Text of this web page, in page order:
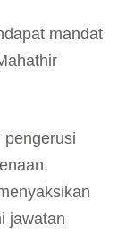
mandat
pengerusi
jawatan